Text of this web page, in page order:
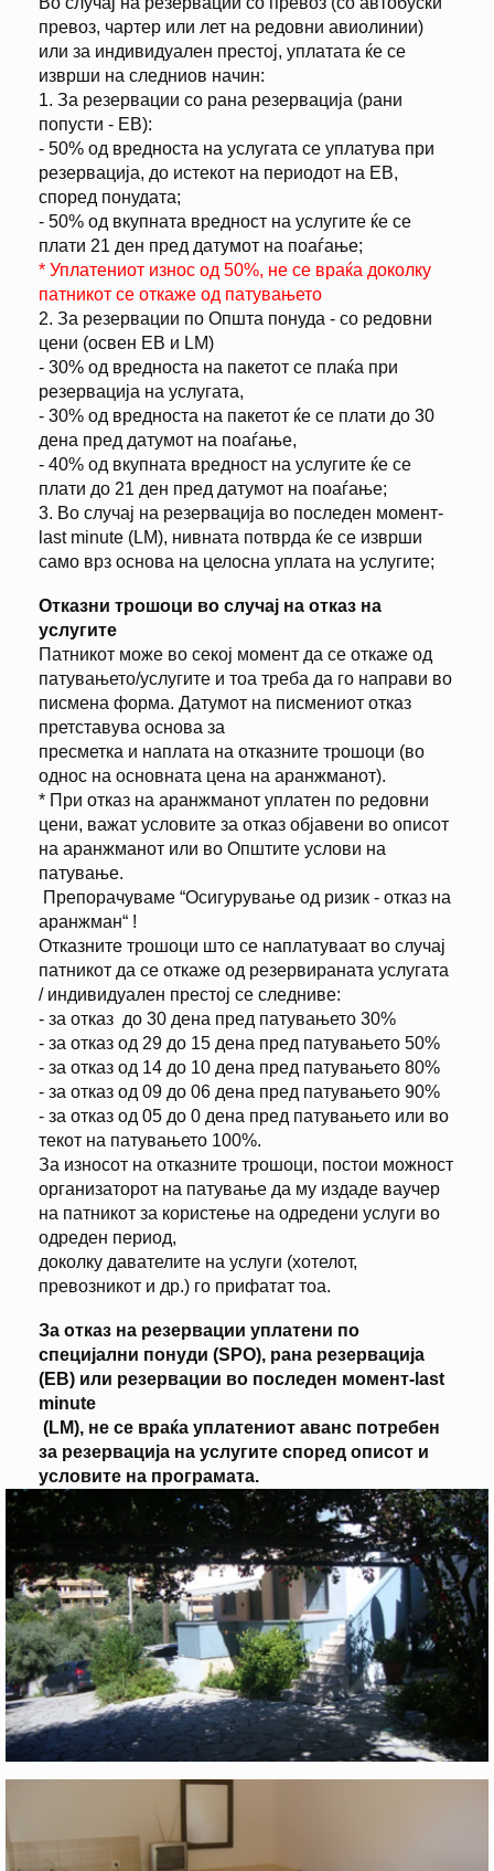
превоз, чартер или лет на редовни авиолинии)
или за индивидуален престој, уплатата ќе се
изврши на следниов начин:
1. За резервации со рана резервација (рани
попусти - EB):
- 50% од вредноста на услугата се уплатува при
резервација, до истекот на периодот на ЕВ,
според понудата;
- 50% од вкупната вредност на услугите ќе се
плати 21 ден пред датумот на поаѓање;
* Уплатениот износ од 50%, не се враќа доколку
патникот се откаже од патувањето
2. За резервации по Општа понуда - со редовни
цени (освен EB и LM)
- 30% од вредноста на пакетот се плаќа при
резервација на услугата,
- 30% од вредноста на пакетот ќе се плати до 30
дена пред датумот на поаѓање,
- 40% од вкупната вредност на услугите ќе се
плати до 21 ден пред датумот на поаѓање;
3. Во случај на резервација во последен момент-
last minute (LM), нивната потврда ќе се изврши
само врз основа на целосна уплата на услугите;
Отказни трошоци во случај на отказ на
услугите
Патникот може во секој момент да се откаже од
патувањето/услугите и тоа треба да го направи во
писмена форма. Датумот на писмениот отказ
претставува основа за
пресметка и наплата на отказните трошоци (во
однос на основната цена на аранжманот).
* При отказ на аранжманот уплатен по редовни
цени, важат условите за отказ објавени во описот
на аранжманот или во Општите услови на
патување.
Препорачуваме “Осигурување од ризик - отказ на
аранжман“ !
Отказните трошоци што се наплатуваат во случај
патникот да се откаже од резервираната услугата
/ индивидуален престој се следниве:
- за отказ до 30 дена пред патувањето 30%
- за отказ од 29 до 15 дена пред патувањето 50%
- за отказ од 14 до 10 дена пред патувањето 80%
- за отказ од 09 до 06 дена пред патувањето 90%
- за отказ од 05 до 0 дена пред патувањето или во
текот на патувањето 100%.
За износот на отказните трошоци, постои можност
организаторот на патување да му издаде ваучер
на патникот за користење на одредени услуги во
одреден период,
доколку давателите на услуги (хотелот,
превозникот и др.) го прифатат тоа.
За отказ на резервации уплатени по
специјални понуди (SPO), рана резервација
(EB) или резервации во последен момент-last
minute
(LM), не се враќа уплатениот аванс потребен
за резервација на услугите според описот и
условите на програмата.